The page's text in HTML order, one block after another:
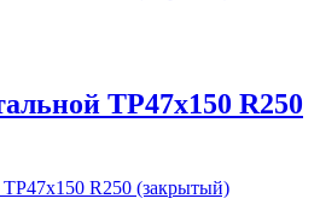
TP47x150 R250